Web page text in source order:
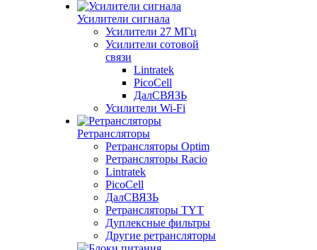
Усилители сигнала
Усилители 27 МГц
Усилители сотовой
связи
Lintratek
PicoCell
ДалСВЯЗЬ
Усилители Wi-Fi
Ретрансляторы
Ретрансляторы Optim
Ретрансляторы Racio
Lintratek
PicoCell
ДалСВЯЗЬ
Ретрансляторы TYT
Дуплексные фильтры
Другие ретрансляторы